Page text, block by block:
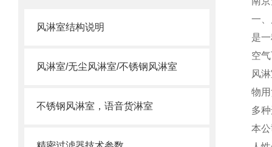
风淋室结构说明
风淋室/无尘风淋室/不锈钢风淋室
不锈钢风淋室，语音货淋室
一
是
空
风
物
多
本